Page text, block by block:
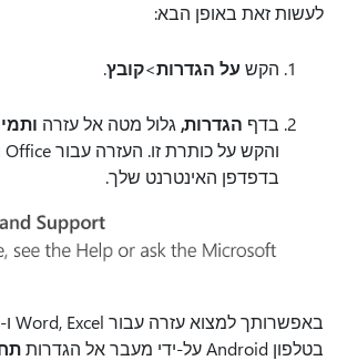
לעשות זאת באופן הבא:
הקש על הגדרות>קובץ.
בדף הגדרות, גלול מטה אל עזרה
בדפדפן האינטרנט שלך.
בטלפון Android על-ידי מעבר אל הגדרות